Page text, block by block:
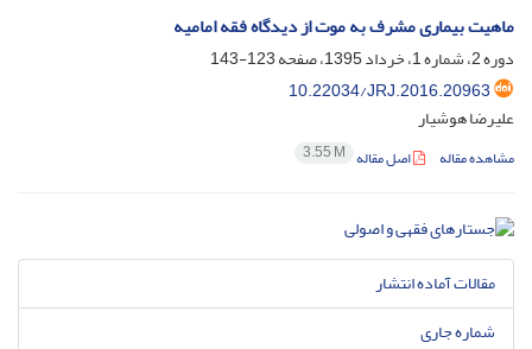
ماهیت بیماری مشرف به موت از دیدگاه فقه امامیه
دوره 2، شماره 1، خرداد 1395، صفحه
123-143
10.22034/JRJ.2016.20963
علیرضا هوشیار
مشاهده مقاله اصل مقاله 3.55 M
مقالات آماده انتشار
شماره جاری